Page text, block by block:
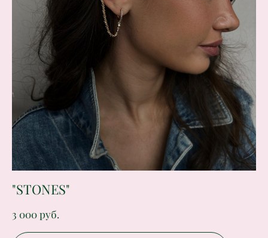
"STONES"
3 000 pуб.